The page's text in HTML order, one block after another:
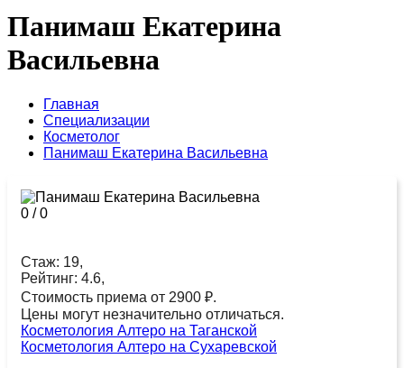
Панимаш Екатерина
Васильевна
Главная
Специализации
Косметолог
Панимаш Екатерина Васильевна
0 /0
Стаж: 19,
Рейтинг: 4.6,
Стоимость приема от 2900 ₽.
Цены могут незначительно отличаться.
Косметология Алтеро на Таганской
Косметология Алтеро на Сухаревской